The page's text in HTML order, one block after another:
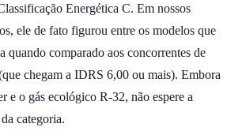
Energética C. Em nossos
ele de fato figurou entre os modelos que
quando comparado aos concorrentes de
chegam a IDRS 6,00 ou mais). Embora
e o gás ecológico R-32, não espere a
categoria.